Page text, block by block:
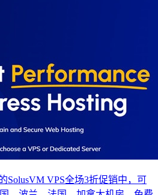
SolusVM VPS全场3折促销中，可